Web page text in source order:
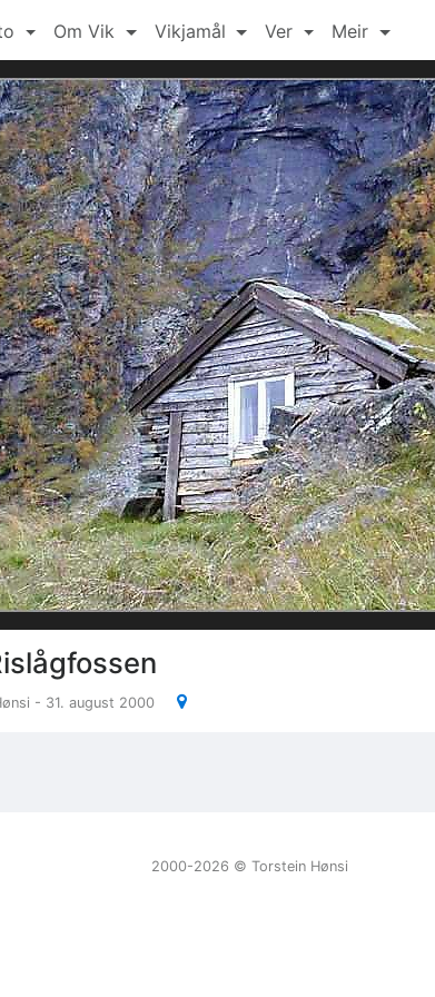
Om Vik Vikjamål Ver Meir
- 31. august 2000
2000-2026 ©️ Torstein Hønsi